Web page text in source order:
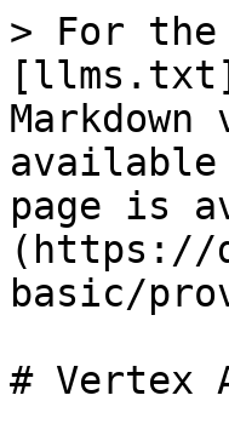
> For the
available
page is
(https://
basic/
# Vertex